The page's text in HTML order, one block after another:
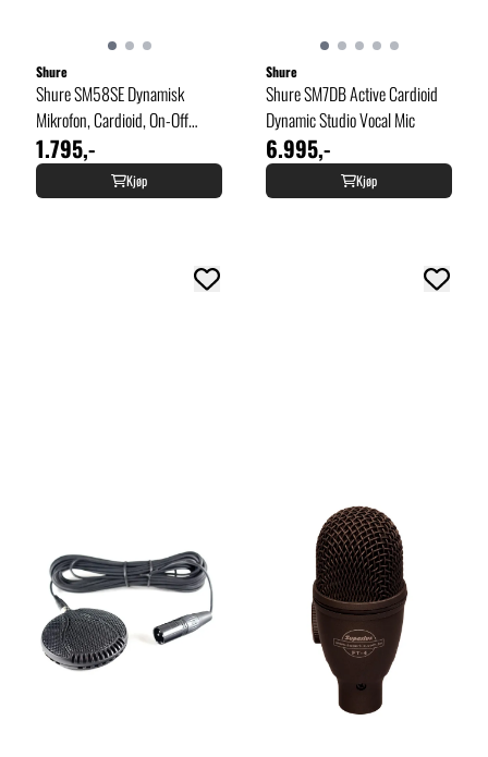
Shure
Shure SM58SE Dynamisk
Mikrofon, Cardioid, On-Off
Switch
1.795,-
Kjøp
Shure
Shure SM7DB Active Cardioid
Dynamic Studio Vocal Mic
6.995,-
Kjøp